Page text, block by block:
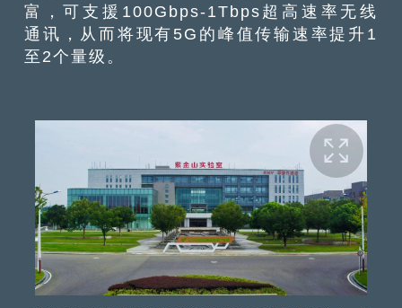
富，可支援100Gbps-1Tbps超高速率无线
通讯，从而将现有5G的峰值传输速率提升1
至2个量级。